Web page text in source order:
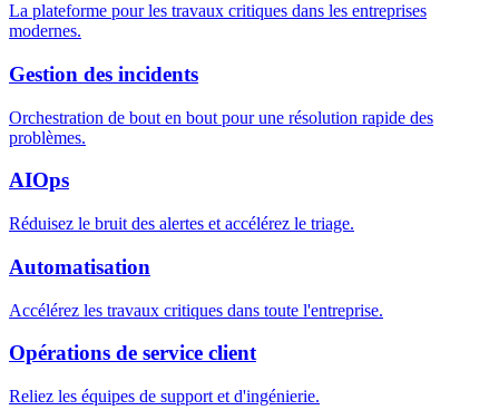
La plateforme pour les travaux critiques dans les entreprises
modernes.
Gestion des incidents
Orchestration de bout en bout pour une résolution rapide des
problèmes.
AIOps
Réduisez le bruit des alertes et accélérez le triage.
Automatisation
Accélérez les travaux critiques dans toute l'entreprise.
Opérations de service client
Reliez les équipes de support et d'ingénierie.